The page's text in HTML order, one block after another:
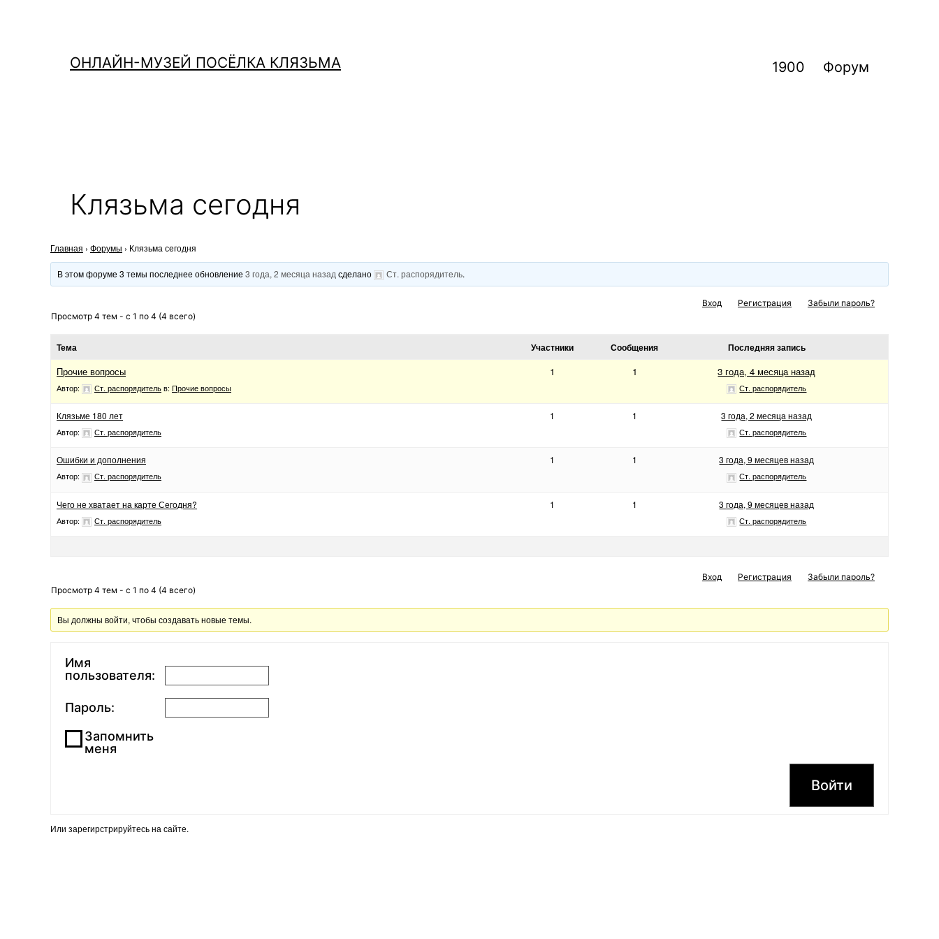
содержимомуОНЛАЙН-МУЗЕЙ ПОСЁЛКА КЛЯЗЬМА 1900 Форум
Клязьма сегодня
Главная › Форумы › Клязьма сегодня
В этом форуме 3 темы последнее обновление3 года, 2 месяца назад сделано Ст. распорядитель.
Вход Регистрация
Забыли пароль?
Просмотр 4 тем - с 1 по 4 (4 всего)
Тема Участники Сообщения Последняя запись
Прочие вопросы
Автор: Ст. распорядительв: Прочие вопросы
1 1 3 года, 4 месяца назад
Ст. распорядитель
Клязьме 180 лет
Автор: Ст. распорядитель
1 1 3 года, 2 месяца назад
Ст. распорядитель
Ошибки и дополнения
Автор: Ст. распорядитель
1 1 3 года, 9 месяцев назад
Ст. распорядитель
Чего не хватает на карте Сегодня?
Автор: Ст. распорядитель
1 1 3 года, 9 месяцев назад
Ст. распорядитель
Вход Регистрация
Забыли пароль?
Просмотр 4 тем - с 1 по 4 (4 всего)
Вы должны войти, чтобы создавать новые темы.
Имя
пользователя:
Пароль:
Запомнить
меня
Войти
Или зарегирстрируйтесьна сайте.